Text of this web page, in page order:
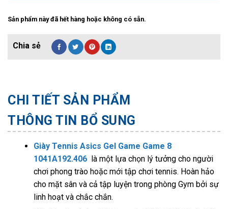
Sản phẩm này đã hết hàng hoặc không có sẵn.
CHI TIẾT SẢN PHẨM
THÔNG TIN BỔ SUNG
Giày Tennis Asics Gel Game Game 8
1041A192.406 là một lựa chọn lý tưởng cho người
chơi phong trào hoặc mới tập chơi tennis. Hoàn hảo
cho mặt sân và cả tập luyện trong phòng Gym bởi sự
linh hoạt và chắc chắn.